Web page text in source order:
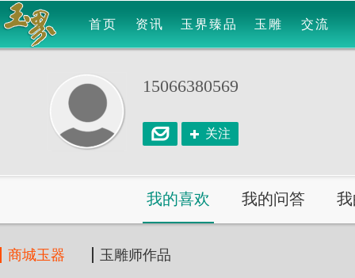
首页 资讯 玉界臻品 玉雕 交流
15066380569
关注
我的喜欢 我的问答
商城玉器 玉雕师作品